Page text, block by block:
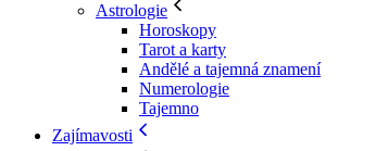
Astrologie
Horoskopy
Tarot a karty
Andělé a tajemná znamení
Numerologie
Tajemno
Zajímavosti